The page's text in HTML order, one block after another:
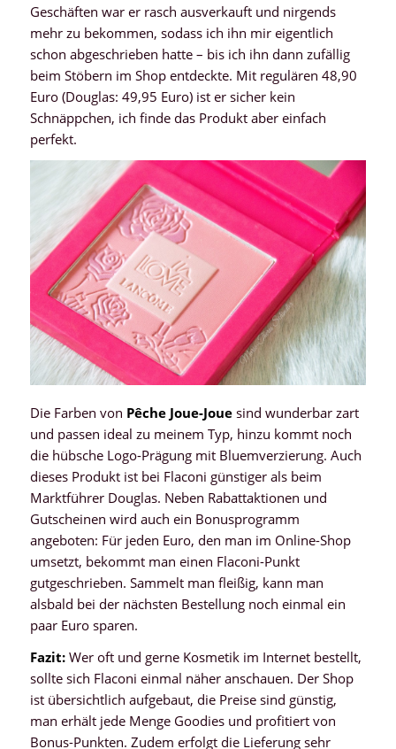
Geschäften war er rasch ausverkauft und nirgends
mehr zu bekommen, sodass ich ihn mir eigentlich
schon abgeschrieben hatte – bis ich ihn dann zufällig
beim Stöbern im Shop entdeckte. Mit regulären 48,90
Euro (Douglas: 49,95 Euro) ist er sicher kein
Schnäppchen, ich finde das Produkt aber einfach
perfekt.
Die Farben von Pêche Joue-Jouesind wunderbar zart
und passen ideal zu meinem Typ, hinzu kommt noch
die hübsche Logo-Prägung mit Bluemverzierung. Auch
dieses Produkt ist bei Flaconi günstiger als beim
Marktführer Douglas. Neben Rabattaktionen und
Gutscheinen wird auch ein Bonusprogramm
angeboten: Für jeden Euro, den man im Online-Shop
umsetzt, bekommt man einen Flaconi-Punkt
gutgeschrieben. Sammelt man fleißig, kann man
alsbald bei der nächsten Bestellung noch einmal ein
paar Euro sparen.
Fazit:Wer oft und gerne Kosmetik im Internet bestellt,
sollte sich Flaconi einmal näher anschauen. Der Shop
ist übersichtlich aufgebaut, die Preise sind günstig,
man erhält jede Menge Goodies und profitiert von
Bonus-Punkten. Zudem erfolgt die Lieferung sehr